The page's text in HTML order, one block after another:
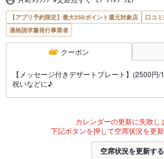
【アプリ予約限定】最大350ポイント還元対象店
口コ
適格請求書発行事業者
クーポン
【メッセージ付きデザートプレート】(2500円
祝いなどに♪
カレンダーの更新に失敗し
下記ボタンを押して空席状況を更新
空席状況を更新する